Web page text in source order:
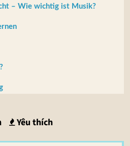
– Wie wichtig ist Musik?
Yêu thích